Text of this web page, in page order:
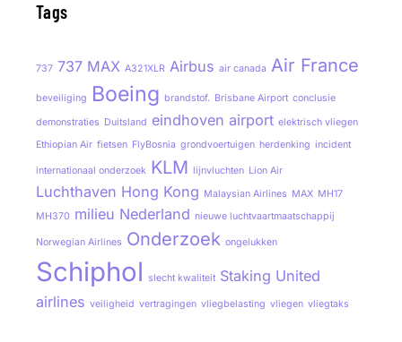
Tags
737 737 MAX A321XLR Airbus air canada Air France
beveiliging Boeing brandstof. Brisbane Airport conclusie
demonstraties Duitsland eindhoven airport elektrisch vliegen
Ethiopian Air fietsen FlyBosnia grondvoertuigen herdenking incident
internationaal onderzoek KLM lijnvluchten Lion Air
Luchthaven Hong Kong Malaysian Airlines MAX MH17
MH370 milieu Nederland nieuwe luchtvaartmaatschappij
Norwegian Airlines Onderzoek ongelukken
Schiphol slecht kwaliteit Staking United
airlines veiligheid vertragingen vliegbelasting vliegen vliegtaks